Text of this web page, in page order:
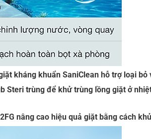
kháng khuẩn SaniClean hỗ trợ loại
Steri trùng để khử trùng lồng giặt ở
nâng cao hiệu quả giặt bằng cách